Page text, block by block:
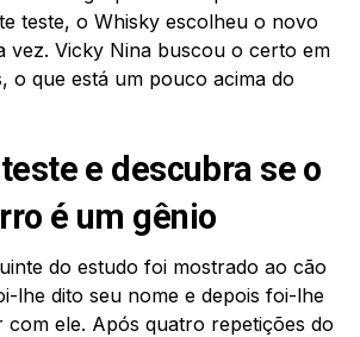
teste, o Whisky escolheu o novo
vez. Vicky Nina buscou o certo em
o que está um pouco acima do
e descubra se o
é um gênio
do estudo foi mostrado ao cão
lhe dito seu nome e depois foi-lhe
com ele. Após quatro repetições do